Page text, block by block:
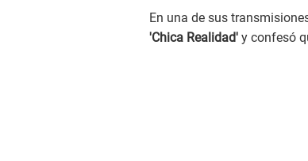
En una de sus
'Chica Realidad' y confesó